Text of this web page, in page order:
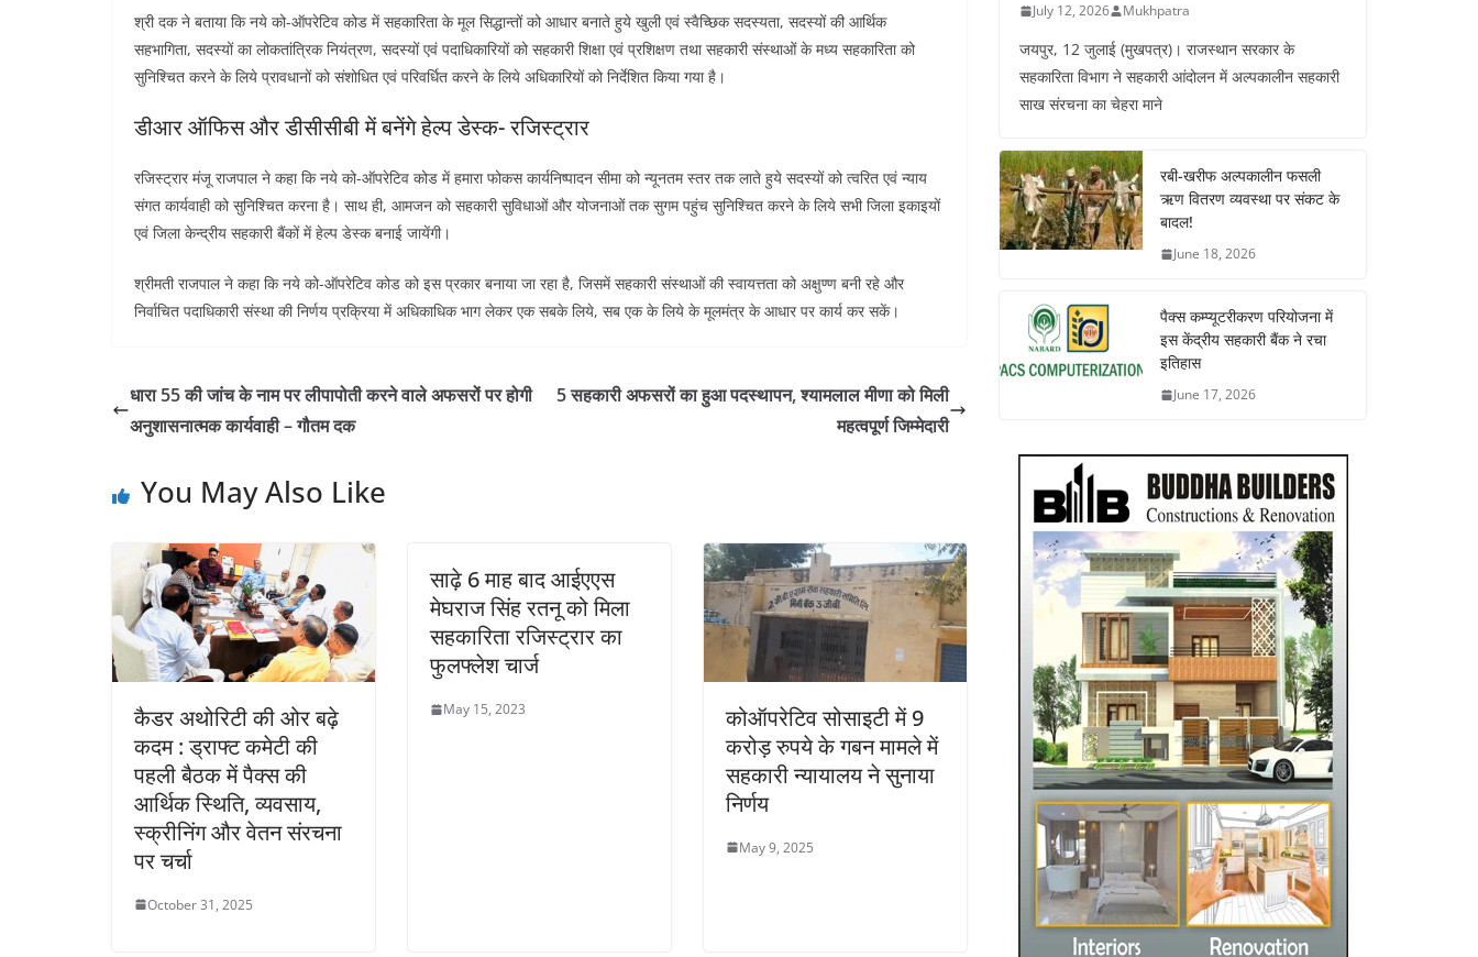
श्री दक ने बताया कि नये को-ऑपरेटिव कोड में सहकारिता के मूल सिद्धान्तों को आधार बनाते हुये खुली एवं स्वैच्छिक सदस्यता, सदस्यों की आर्थिक
सहभागिता, सदस्यों का लोकतांत्रिक नियंत्रण, सदस्यों एवं पदाधिकारियों को सहकारी शिक्षा एवं प्रशिक्षण तथा सहकारी संस्थाओं के मध्य सहकारिता को
सुनिश्चित करने के लिये प्रावधानों को संशोधित एवं परिवर्धित करने के लिये अधिकारियों को निर्देशित किया गया है।
डीआर ऑफिस और डीसीसीबी में बनेंगे हेल्प डेस्क- रजिस्ट्रार
रजिस्ट्रार मंजू राजपाल ने कहा कि नये को-ऑपरेटिव कोड में हमारा फोकस कार्यनिष्पादन सीमा को न्यूनतम स्तर तक लाते हुये सदस्यों को त्वरित एवं न्याय
संगत कार्यवाही को सुनिश्चित करना है। साथ ही, आमजन को सहकारी सुविधाओं और योजनाओं तक सुगम पहुंच सुनिश्चित करने के लिये सभी जिला इकाइयों
एवं जिला केन्द्रीय सहकारी बैंकों में हेल्प डेस्क बनाई जायेंगी।
श्रीमती राजपाल ने कहा कि नये को-ऑपरेटिव कोड को इस प्रकार बनाया जा रहा है, जिसमें सहकारी संस्थाओं की स्वायत्तता को अक्षुण्ण बनी रहे और
निर्वाचित पदाधिकारी संस्था की निर्णय प्रक्रिया में अधिकाधिक भाग लेकर एक सबके लिये, सब एक के लिये के मूलमंत्र के आधार पर कार्य कर सकें।
धारा 55 की जांच के नाम पर लीपापोती करने वाले अफसरों पर होगी
अनुशासनात्मक कार्यवाही – गौतम दक
5 सहकारी अफसरों का हुआ पदस्थापन, श्यामलाल मीणा को मिली
महत्वपूर्ण जिम्मेदारी
You May Also Like
कैडर अथोरिटी की ओर बढ़े
कदम : ड्राफ्ट कमेटी की
पहली बैठक में पैक्स की
आर्थिक स्थिति, व्यवसाय,
स्क्रीनिंग और वेतन संरचना
पर चर्चा
October 31, 2025
साढ़े 6 माह बाद आईएएस
मेघराज सिंह रतनू को मिला
सहकारिता रजिस्ट्रार का
फुलफ्लेश चार्ज
May 15, 2023
कोऑपरेटिव सोसाइटी में 9
करोड़ रुपये के गबन मामले में
सहकारी न्यायालय ने सुनाया
निर्णय
May 9, 2025
July 12, 2026 Mukhpatra
जयपुर, 12 जुलाई (मुखपत्र)। राजस्थान सरकार के
सहकारिता विभाग ने सहकारी आंदोलन में अल्पकालीन सहकारी
साख संरचना का चेहरा माने
रबी-खरीफ अल्पकालीन फसली
ऋण वितरण व्यवस्था पर संकट के
बादल!
June 18, 2026
पैक्स कम्प्यूटरीकरण परियोजना में
इस केंद्रीय सहकारी बैंक ने रचा
इतिहास
June 17, 2026